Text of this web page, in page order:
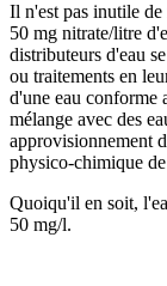
Il n'est pas inutile
50 mg nitrate/litre
distributeurs d'eau
ou traitements en
d'une eau conforme
mélange avec des
approvisionnement
physico-chimique
Quoiqu'il en soit,
50 mg/l.